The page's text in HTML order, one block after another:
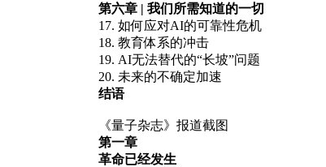
第六章 | 我们所需知道的一切
17. 如何应对AI的可靠性危机
18. 教育体系的冲击
19. AI无法替代的“长坡”问题
20. 未来的不确定加速
结语
《量子杂志》报道截图
第一章
革命已经发生